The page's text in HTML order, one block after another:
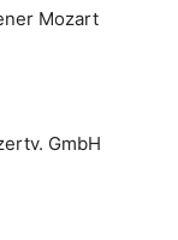
Mozart
GmbH